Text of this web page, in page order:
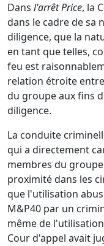
Dans l'arrêt Price, la
dans le cadre de sa
diligence, que la
en tant que telles,
feu est
relation étroite
du groupe aux fins
diligence.
La conduite
qui a directement
membres du
proximité dans les
que l'utilisation
M&P40 par un
même de
Cour d'appel avait